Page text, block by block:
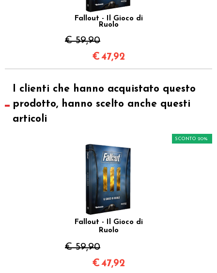
Fallout - Il Gioco di
Ruolo
€ 59,90
€47,92
I clienti che hanno acquistato questo
prodotto, hanno scelto anche questi
articoli
Fallout - Il Gioco di
Ruolo
€ 59,90
SCONTO 20%
€47,92